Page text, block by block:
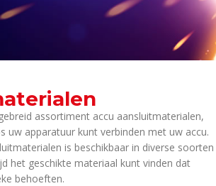
assortiment accu aansluitmaterialen,
uw apparatuur kunt verbinden met uw accu.
is beschikbaar in diverse soorten
het geschikte materiaal kunt vinden dat
behoeften.